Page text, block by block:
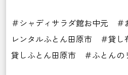
＃シャディサラダ館お中元
レンタルふとん田原市 ＃貸
貸しふとん田原市 ＃ふとんの